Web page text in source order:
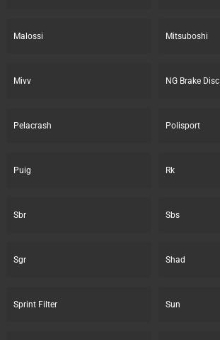
Malossi Mitsuboshi
Mivv NG Brake Disc
Pelacrash Polisport
Puig Rk
Sbr Sbs
Sgr Shad
Sprint Filter Sun